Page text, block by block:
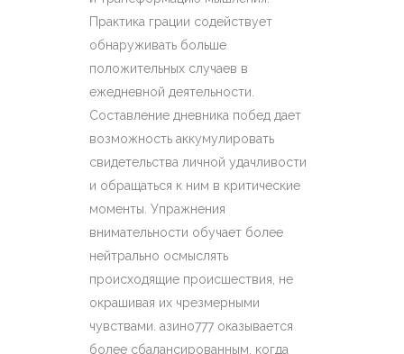
Практика грации содействует
обнаруживать больше
положительных случаев в
ежедневной деятельности.
Составление дневника побед дает
возможность аккумулировать
свидетельства личной удачливости
и обращаться к ним в критические
моменты. Упражнения
внимательности обучает более
нейтрально осмыслять
происходящие происшествия, не
окрашивая их чрезмерными
чувствами. азино777 оказывается
более сбалансированным, когда